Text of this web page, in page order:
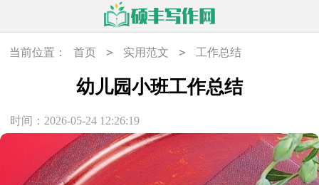
当前位置： 首页 > 实用范文 > 工作总结
幼儿园小班工作总结
时间：2026-05-24 12:26:19